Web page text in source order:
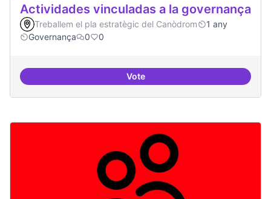
Actividades vinculadas a la governança
Treballem el pla estratègic del Canòdrom
1 any
Governança
0 0
VoteActividades vinculadas a la